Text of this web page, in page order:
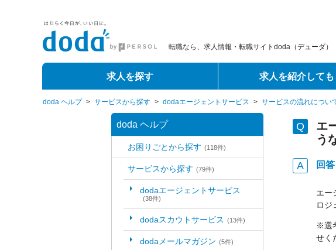
転職なら、求人情報・転職サイトdoda（デューダ）
求人を探す 求人を紹介しても
doda ヘルプ > サービスから探す > dodaエージェントサービス > サービスの流れについ
doda ヘルプ
お困りごとから探す (118件)
サービスから探す (79件)
dodaエージェントサービス
(38件)
dodaスカウトサービス (13件)
dodaメールマガジン (5件)
エ
う
回答
エー
ロジ
※選
せく